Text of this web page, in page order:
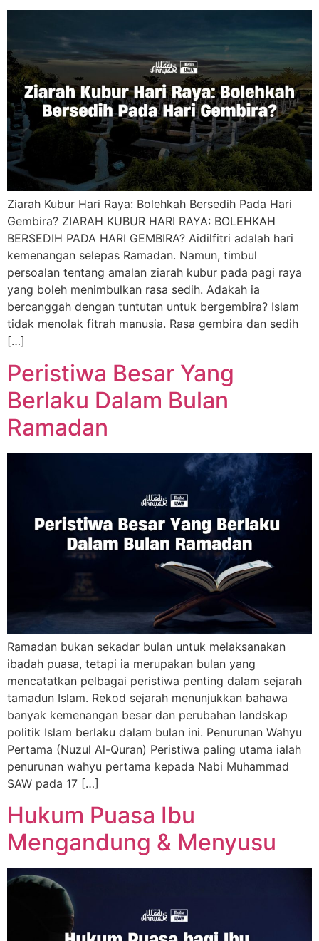
Ziarah Kubur Hari Raya: Bolehkah Bersedih Pada Hari
Gembira? ZIARAH KUBUR HARI RAYA: BOLEHKAH
BERSEDIH PADA HARI GEMBIRA? Aidilfitri adalah hari
kemenangan selepas Ramadan. Namun, timbul
persoalan tentang amalan ziarah kubur pada pagi raya
yang boleh menimbulkan rasa sedih. Adakah ia
bercanggah dengan tuntutan untuk bergembira? Islam
tidak menolak fitrah manusia. Rasa gembira dan sedih
[…]
Peristiwa Besar Yang
Berlaku Dalam Bulan
Ramadan
Ramadan bukan sekadar bulan untuk melaksanakan
ibadah puasa, tetapi ia merupakan bulan yang
mencatatkan pelbagai peristiwa penting dalam sejarah
tamadun Islam. Rekod sejarah menunjukkan bahawa
banyak kemenangan besar dan perubahan landskap
politik Islam berlaku dalam bulan ini. Penurunan Wahyu
Pertama (Nuzul Al-Quran) Peristiwa paling utama ialah
penurunan wahyu pertama kepada Nabi Muhammad
SAW pada 17 […]
Hukum Puasa Ibu
Mengandung & Menyusu